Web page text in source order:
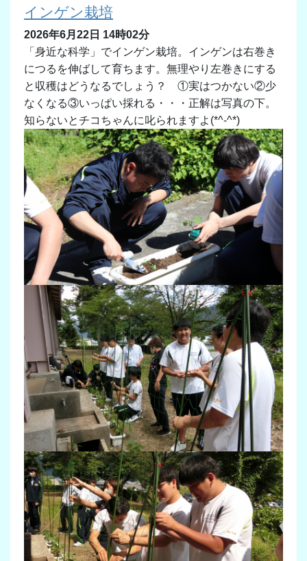
インゲン栽培
2026年6月22日 14時02分
「身近な科学」でインゲン栽培。インゲンは右巻き
につるを伸ばして育ちます。無理やり左巻きにする
と収穫はどうなるでしょう？ ①実はつかない②少
なくなる③いっぱい採れる・・・正解は写真の下。
知らないとチコちゃんに叱られますよ (*^-^*)